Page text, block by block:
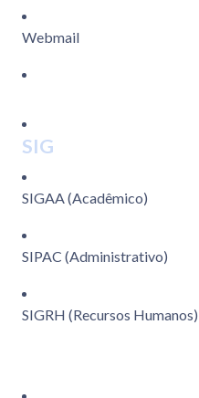
Webmail
SIG
SIGAA (Acadêmico)
SIPAC (Administrativo)
SIGRH (Recursos Humanos)